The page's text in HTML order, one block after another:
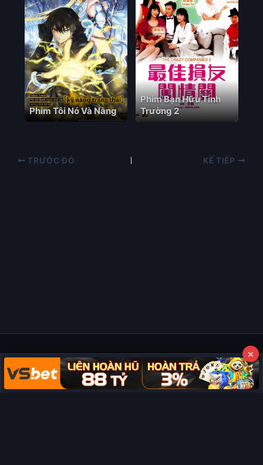
Phim Tôi Nó Và Nàng
Phim Bạn Hữu Tình
Trường 2
TRƯỚC ĐÓ KẾ TIẾP
Copyright © 2026 Phim Full HD
×